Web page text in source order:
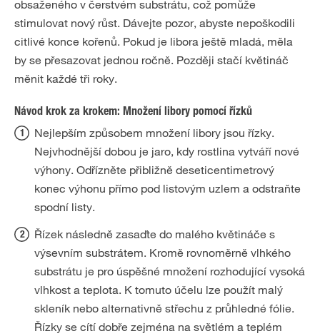
obsaženého v čerstvém substrátu, což pomůže
stimulovat nový růst. Dávejte pozor, abyste nepoškodili
citlivé konce kořenů. Pokud je libora ještě mladá, měla
by se přesazovat jednou ročně. Později stačí květináč
měnit každé tři roky.
Návod krok za krokem: Množení libory pomocí řízků
Nejlepším způsobem množení libory jsou řízky.
Nejvhodnější dobou je jaro, kdy rostlina vytváří nové
výhony. Odřízněte přibližně deseticentimetrový
konec výhonu přímo pod listovým uzlem a odstraňte
spodní listy.
Řízek následně zasaďte do malého květináče s
výsevním substrátem. Kromě rovnoměrně vlhkého
substrátu je pro úspěšné množení rozhodující vysoká
vlhkost a teplota. K tomuto účelu lze použít malý
skleník nebo alternativně střechu z průhledné fólie.
Řízky se cítí dobře zejména na světlém a teplém